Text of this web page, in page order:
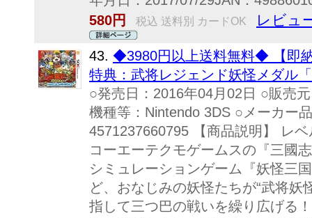
580円
税込 送料別 カードOK レビュ
43. ◆3980円以上送料無料◆ 【即
特典：武将レジェンド妖怪メダル
○発売日：2016年04月02日 ○販売
機種等：Nintendo 3DS ○メーカー
4571237660795 【商品説明】 レ
コーエーテクモゲームスの『三國
シミュレーションゲーム『妖怪三
ど、おなじみの妖怪たちが“武将妖
指して三つ巴の戦いを繰り広げる